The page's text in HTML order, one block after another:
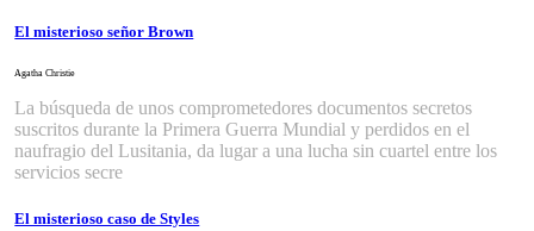
El misterioso señor Brown
Agatha Christie
La búsqueda de unos comprometedores documentos secretos
suscritos durante la Primera Guerra Mundial y perdidos en el
naufragio del Lusitania, da lugar a una lucha sin cuartel entre los
servicios secre
El misterioso caso de Styles